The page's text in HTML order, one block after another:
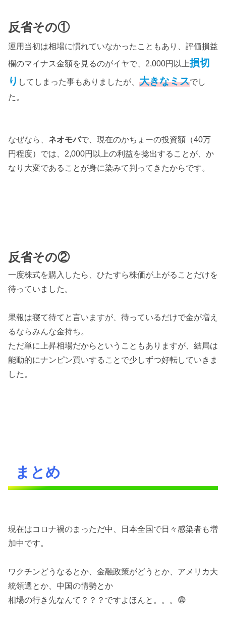
反省その①
運用当初は相場に慣れていなかったこともあり、評価損益
欄のマイナス金額を見るのがイヤで、2,000円以上損切
り してしまった事もありましたが、 大きなミスでし
た。
なぜなら、 ネオモバで、現在のかちょーの投資額（40万
円程度）では、2,000円以上の利益を捻出することが、か
なり大変であることが身に染みて判ってきたからです。
反省その②
一度株式を購入したら、ひたすら株価が上がることだけを
待っていました。
果報は寝て待てと言いますが、待っているだけで金が増え
るならみんな金持ち。
ただ単に上昇相場だからということもありますが、結局は
能動的にナンピン買いすることで少しずつ好転していきま
した。
まとめ
現在はコロナ禍のまっただ中、日本全国で日々感染者も増
加中です。
ワクチンどうなるとか、金融政策がどうとか、アメリカ大
統領選とか、中国の情勢とか
相場の行き先なんて？？？ですよほんと。。。😨